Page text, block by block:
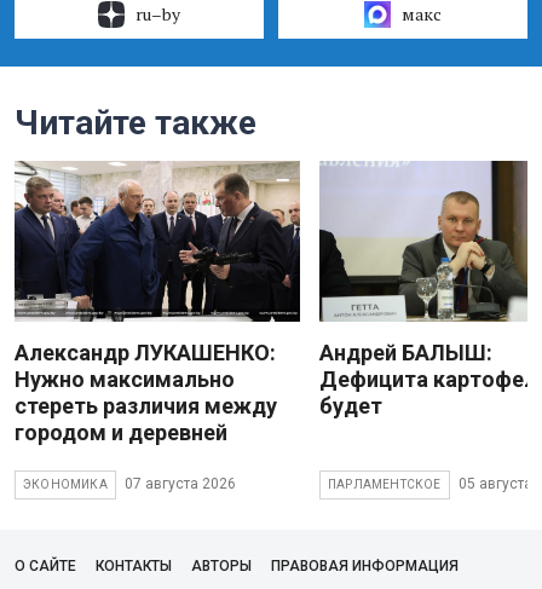
ru–by макс
Читайте также
Александр ЛУКАШЕНКО:
Нужно максимально
стереть различия между
городом и деревней
ЭКОНОМИКА 07 августа 2026
Андрей БАЛЫШ:
Дефицита
будет
ПАРЛАМЕНТСКОЕ 05 августа
О САЙТЕ КОНТАКТЫ АВТОРЫ ПРАВОВАЯ ИНФОРМАЦИЯ